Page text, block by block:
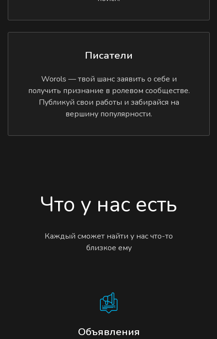
Писатели
Worols — твой шанс заявить о себе и
получить признание в ролевом сообществе.
Публикуй свои работы и забирайся на
вершину популярности.
Что у нас есть
Каждый сможет найти у нас что-то
близкое ему
Объявления